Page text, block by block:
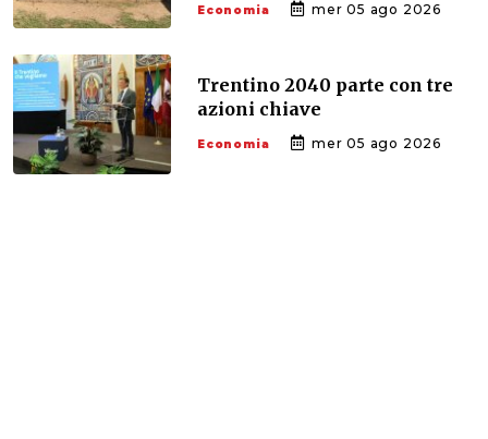
Economia mer 05 ago 2026
Trentino 2040 parte con tre
azioni chiave
Economia mer 05 ago 2026